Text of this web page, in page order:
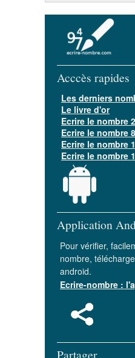
Acccès rapides
Les derniers
Le livre d'or
Ecrire le nombre
Ecrire le nombre
Ecrire le nombre
Ecrire le nombre
Application
Pour vérifier,
nombre,
android.
Ecrire-nombre :
Partager